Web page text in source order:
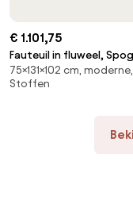
€ 1.101,75
Fauteuil in fluweel,
75×131×102 cm, moderne,
Stoffen